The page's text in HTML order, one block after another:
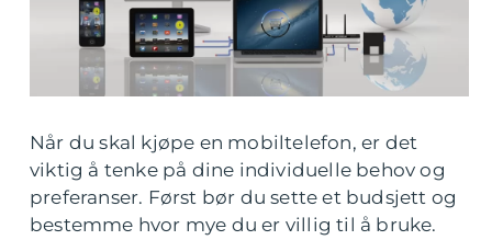
Når du skal kjøpe en mobiltelefon, er det
viktig å tenke på dine individuelle behov og
preferanser. Først bør du sette et budsjett og
bestemme hvor mye du er villig til å bruke.